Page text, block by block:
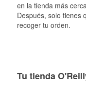
en la tienda más
Después, solo tienes
recoger tu orden.
Tu tienda